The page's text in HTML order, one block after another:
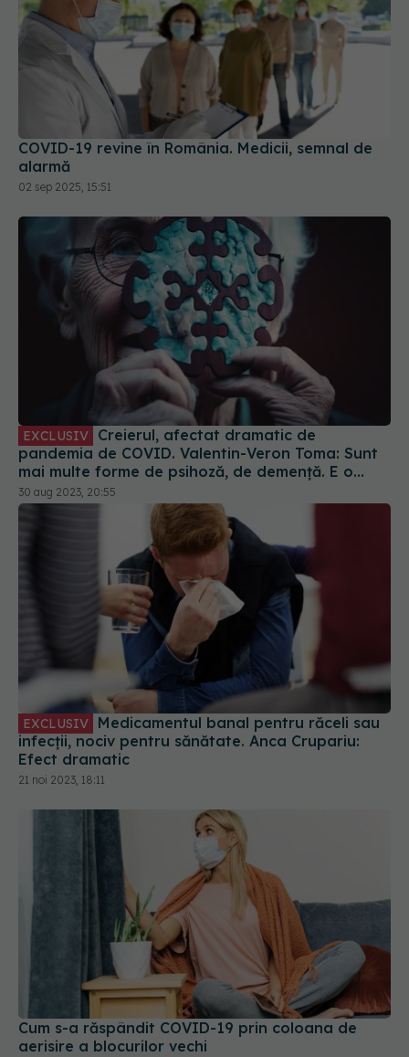
COVID-19 revine în România. Medicii, semnal de
alarmă
02 sep 2025, 15:51
EXCLUSIV
pandemia de COVID. Valentin-Veron Toma: Sunt
mai multe forme de psihoză, de demență. E o
accelerare a unor fenomene care păreau să fie
într-un ritm mai lent
30 aug 2023, 20:55
EXCLUSIV
infecții, nociv pentru sănătate. Anca Crupariu:
Efect dramatic
21 noi 2023, 18:11
Cum s-a răspândit COVID-19 prin coloana de
aerisire a blocurilor vechi